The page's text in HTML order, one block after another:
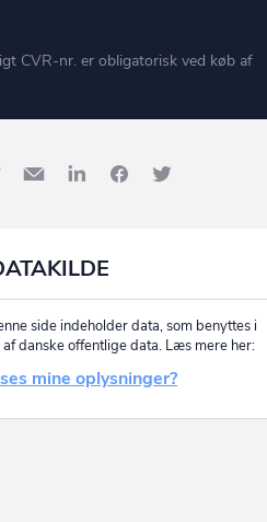
CVR-nr. er obligatorisk ved køb af
side indeholder data, som benyttes i
danske offentlige data. Læs mere her:
mine oplysninger?